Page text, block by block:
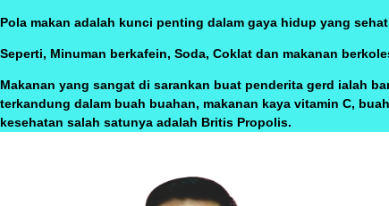
Pola makan adalah kunci penting dalam gaya hidup yang
Seperti, Minuman berkafein, Soda, Coklat dan makanan
Makanan yang sangat di sarankan buat penderita gerd ialah
terkandung dalam buah buahan, makanan kaya vitamin C,
kesehatan salah satunya adalah Britis Propolis.